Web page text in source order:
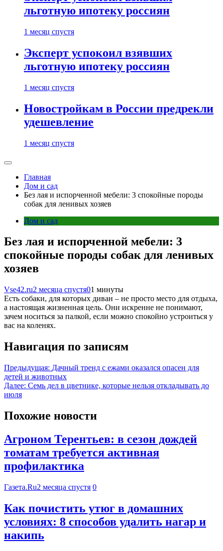
льготную ипотеку россиян
1 месяц спустя
Эксперт успокоил взявших
льготную ипотеку россиян
1 месяц спустя
Новостройкам в России предрекли
удешевление
1 месяц спустя
Главная
Дом и сад
Без лая и испорченной мебели: 3 спокойные породы
собак для ленивых хозяев
Дом и сад
Без лая и испорченной мебели: 3
спокойные породы собак для ленивых
хозяев
Vse42.ru2 месяца спустя01 минуты
Есть собаки, для которых диван – не просто место для отдыха,
а настоящая жизненная цель. Они искренне не понимают,
зачем носиться за палкой, если можно спокойно устроиться у
вас на коленях.
Навигация по записям
Предыдущая: Дачный тренд с ежами оказался опасен для
детей и животных
Далее: Семь дел в цветнике, которые нельзя откладывать до
июля
Похожие новости
Агроном Терентьев: в сезон дождей
томатам требуется активная
профилактика
Газета.Ru2 месяца спустя 0
Как почистить утюг в домашних
условиях: 8 способов удалить нагар и
накипь